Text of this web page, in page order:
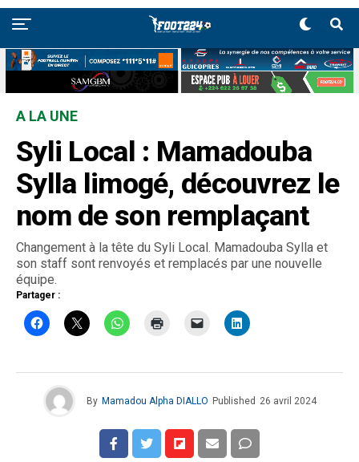
A LA UNE
Syli Local : Mamadouba
Sylla limogé, découvrez le
nom de son remplaçant
Changement à la tête du Syli Local. Mamadouba Sylla et
son staff sont renvoyés et remplacés par une nouvelle
équipe.
Partager :
By Mamadou Alpha DIALLO Published 26 avril 2024